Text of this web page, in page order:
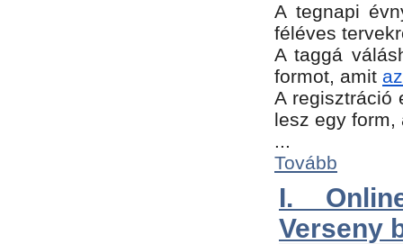
A tegnapi
féléves
A taggá
formot, amit
A regisztráció
lesz egy
...
Tovább
I.
Verseny